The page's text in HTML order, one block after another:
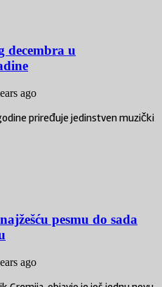
decembra u
ago
priređuje jedinstven muzički
pesmu do sada
ago